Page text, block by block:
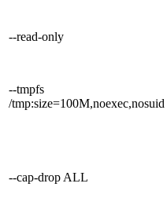
--read-only
--tmpfs
/tmp:size=100M,noexec,nosuid
--cap-drop ALL